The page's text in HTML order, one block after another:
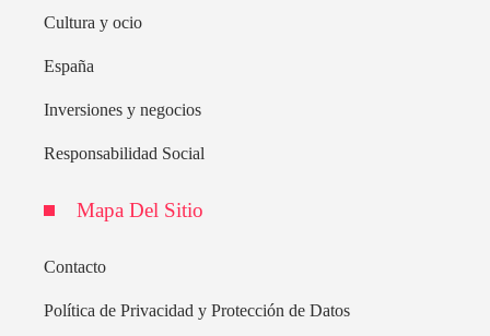
Cultura y ocio
España
Inversiones y negocios
Responsabilidad Social
Mapa Del Sitio
Contacto
Política de Privacidad y Protección de Datos